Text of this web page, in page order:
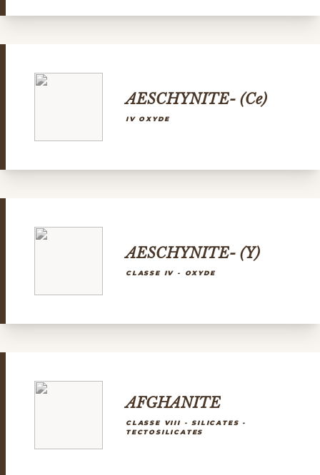
AESCHYNITE- (Ce)
IV OXYDE
AESCHYNITE- (Y)
CLASSE IV - OXYDE
AFGHANITE
CLASSE VIII - SILICATES -
TECTOSILICATES